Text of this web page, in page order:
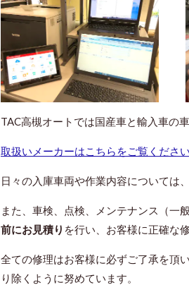
TAC高槻オート では国産車と輸入車の
取扱いメーカーはこちらをご覧ください
日々の入庫車両や作業内容については
また、車検、点検、メンテナンス（一
前にお見積り を行い、お客様に正確な
全ての修理はお客様に必ずご了承を頂
り除くように努めています。